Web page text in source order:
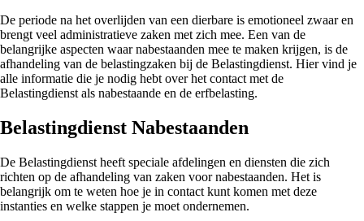
De periode na het overlijden van een dierbare is emotioneel zwaar en
brengt veel administratieve zaken met zich mee. Een van de
belangrijke aspecten waar nabestaanden mee te maken krijgen, is de
afhandeling van de belastingzaken bij de Belastingdienst. Hier vind je
alle informatie die je nodig hebt over het contact met de
Belastingdienst als nabestaande en de erfbelasting.
Belastingdienst Nabestaanden
De Belastingdienst heeft speciale afdelingen en diensten die zich
richten op de afhandeling van zaken voor nabestaanden. Het is
belangrijk om te weten hoe je in contact kunt komen met deze
instanties en welke stappen je moet ondernemen.